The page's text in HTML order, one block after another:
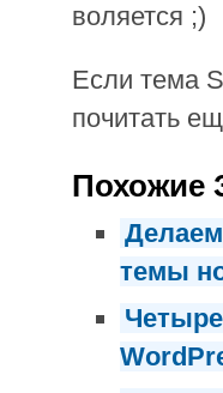
воляется ;)
Если тема
почитать
Похожие
темы